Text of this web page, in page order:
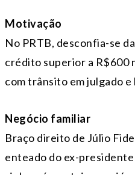
Motivação
No PRTB, desconfia-se
crédito superior a R$600
com trânsito em julgado
Negócio familiar
Braço direito de Júlio
enteado do ex-